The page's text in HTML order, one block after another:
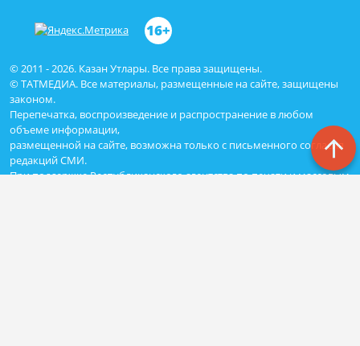
© 2011 - 2026. Казан Утлары. Все права защищены.
© ТАТМЕДИА. Все материалы, размещенные на сайте, защищены
законом.
Перепечатка, воспроизведение и распространение в любом
объеме информации,
размещенной на сайте, возможна только с письменного согласия
редакций СМИ.
При поддержке Республиканского агентства по печати и массовым
16+